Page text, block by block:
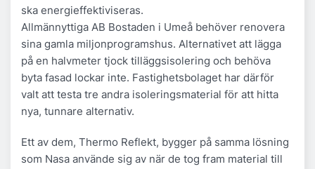
ska energieffektiviseras.
Allmännyttiga AB Bostaden i Umeå behöver renovera
sina gamla miljonprogramshus. Alternativet att lägga
på en halvmeter tjock tilläggsisolering och behöva
byta fasad lockar inte. Fastighetsbolaget har därför
valt att testa tre andra isoleringsmaterial för att hitta
nya, tunnare alternativ.
Ett av dem, Thermo Reflekt, bygger på samma lösning
som Nasa använde sig av när de tog fram material till